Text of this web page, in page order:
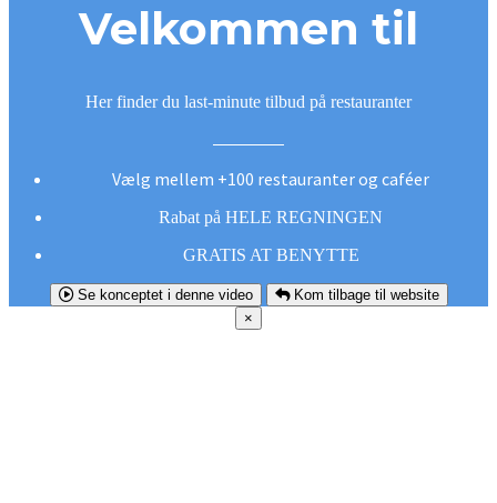
Velkommen til
Her finder du last-minute tilbud på restauranter
Vælg mellem +100 restauranter og caféer
Rabat på HELE REGNINGEN
GRATIS AT BENYTTE
Se konceptet i denne video
Kom tilbage til website
×